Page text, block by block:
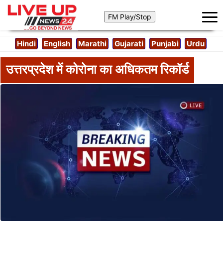
Hindi English Marathi Gujarati Punjabi Urdu
उत्तरप्रदेश में कोरोना का अधिकतम रिकॉर्ड